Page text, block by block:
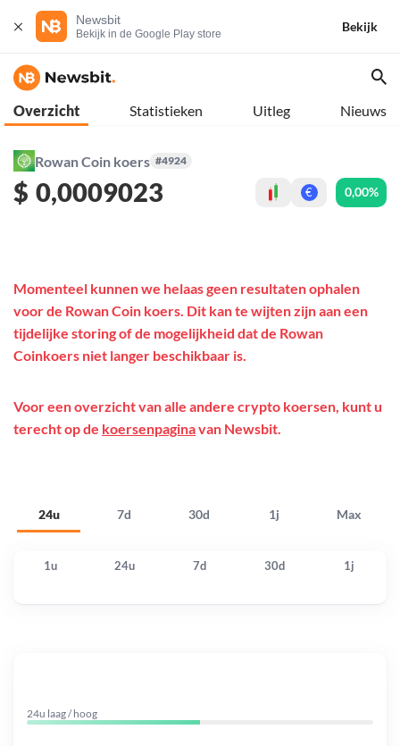
Newsbit
Bekijk in de Google Play store
Bekijk
Overzicht Statistieken Uitleg Nieuws
Rowan Coin koers #4924
$ 0,0009023 € 0,00%
24u 7d 30d 1j Max
Momenteel kunnen we helaas geen resultaten ophalen
voor de Rowan Coin koers. Dit kan te wijten zijn aan een
tijdelijke storing of de mogelijkheid dat de Rowan
Coinkoers niet langer beschikbaar is.
Voor een overzicht van alle andere crypto koersen, kunt u
terecht op de koersenpaginavan Newsbit.
1u 24u 7d 30d 1j
24u laag / hoog